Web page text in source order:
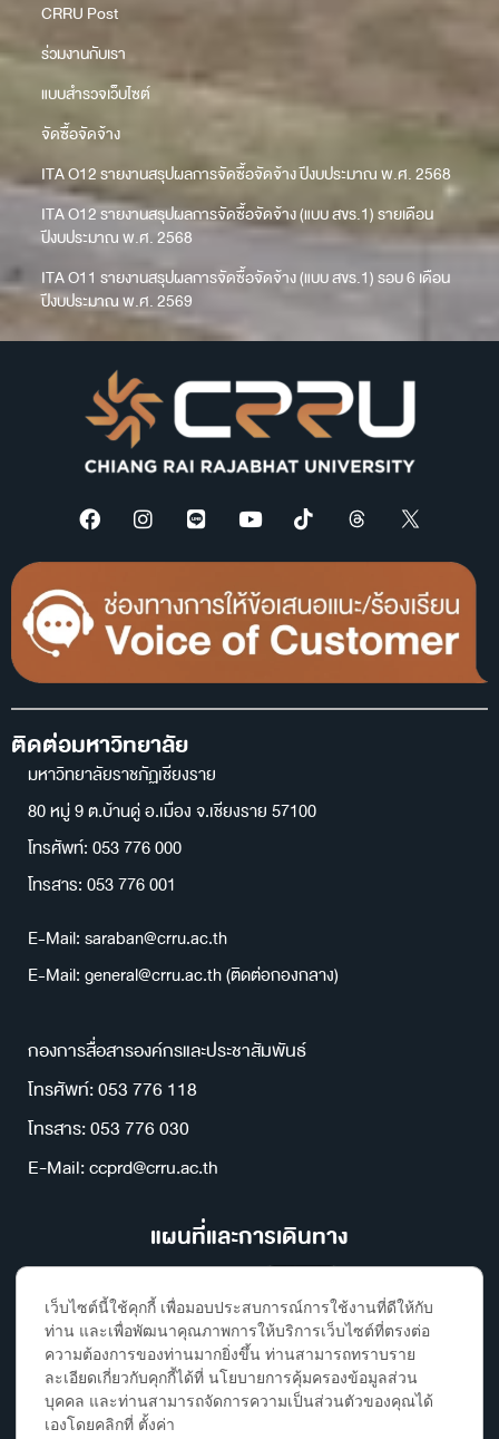
CRRU Post
ร่วมงานกับเรา
แบบสำรวจเว็บไซต์
จัดซื้อจัดจ้าง
ITA O12 รายงานสรุปผลการจัดซื้อจัดจ้าง ปีงบประมาณ พ.ศ. 2568
ITA O12 รายงานสรุปผลการจัดซื้อจัดจ้าง (แบบ สขร.1) รายเดือน
ปีงบประมาณ พ.ศ. 2568
ITA O11 รายงานสรุปผลการจัดซื้อจัดจ้าง (แบบ สขร.1) รอบ 6 เดือน
ปีงบประมาณ พ.ศ. 2569
ติดต่อมหาวิทยาลัย
มหาวิทยาลัยราชภัฏเชียงราย
80 หมู่ 9 ต.บ้านดู่ อ.เมือง จ.เชียงราย 57100
โทรศัพท์: 053 776 000
โทรสาร: 053 776 001
E-Mail: saraban@crru.ac.th
E-Mail: general@crru.ac.th (ติดต่อกองกลาง)
กองการสื่อสารองค์กรและประชาสัมพันธ์
โทรศัพท์: 053 776 118
โทรสาร: 053 776 030
E-Mail: ccprd@crru.ac.th
แผนที่และการเดินทาง
เว็บไซต์นี้ใช้คุกกี้ เพื่อมอบประสบการณ์การใช้งานที่ดีให้กับ
ท่าน และเพื่อพัฒนาคุณภาพการให้บริการเว็บไซต์ที่ตรงต่อ
ความต้องการของท่านมากยิ่งขึ้น ท่านสามารถทราบราย
ละเอียดเกี่ยวกับคุกกี้ได้ที่ นโยบายการคุ้มครองข้อมูลส่วน
บุคคล และท่านสามารถจัดการความเป็นส่วนตัวของคุณได้
เองโดยคลิกที่ ตั้งค่า